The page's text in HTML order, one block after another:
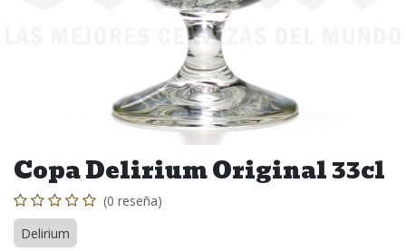
Copa Delirium Original 33cl
(0 reseña)
Delirium